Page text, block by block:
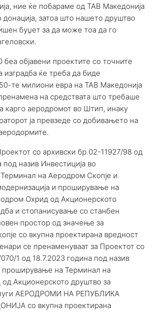
ние ќе побараме од ТАВ Македонија
затоа што нашето друштво
буџет за да може тоа да го
беа објавени проектите со точните
изградба ќе треба да биде
те милиони евра на ТАВ Македонија
на средствата што требаше
карго аеродромот во Штип, инаку
ја превзеде со добивањето на
со архивски бр.02-11927/98 од
под назив Инвестиција во
на Аеродром Скопје и
и проширување на
Охрид од Акционерското
и стопанисување со станбен
простор од значење за
со вкупна проектирана вредност
се пренаменуваат за Проектот со
1 од 18.7.2023 година под назив
проширување на Терминал на
Акционерското друштво за
АЕРОДРОМИ НА РЕПУБЛИКА
со вкупна проектирана